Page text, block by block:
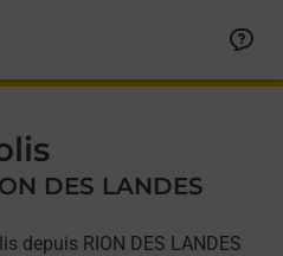
DES LANDES
depuis RION DES LANDES